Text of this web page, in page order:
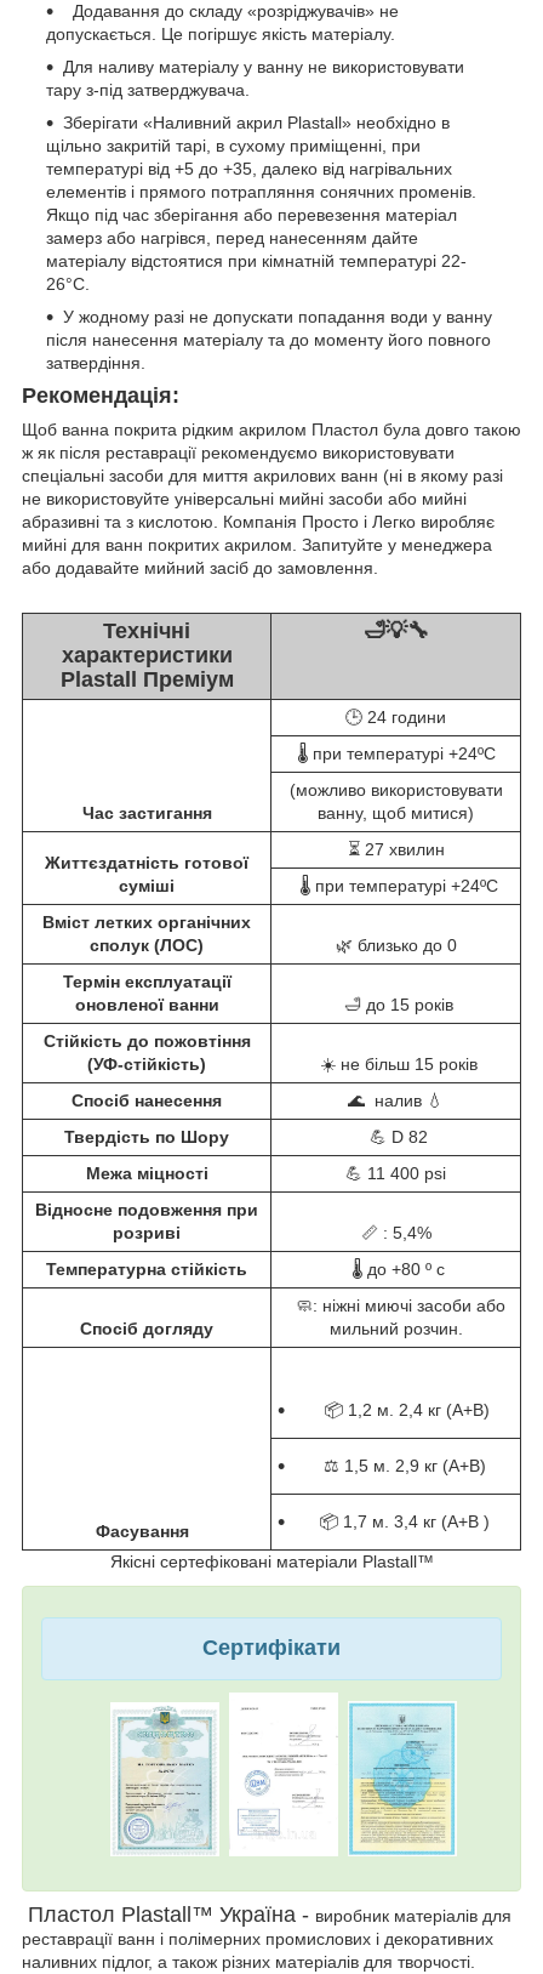
Додавання до складу «розріджувачів» не
допускається. Це погіршує якість матеріалу.
Для наливу матеріалу у ванну не використовувати
тару з-під затверджувача.
Зберігати «Наливний акрил Plastall» необхідно в
щільно закритій тарі, в сухому приміщенні, при
температурі від +5 до +35, далеко від нагрівальних
елементів і прямого потрапляння сонячних променів.
Якщо під час зберігання або перевезення матеріал
замерз або нагрівся, перед нанесенням дайте
матеріалу відстоятися при кімнатній температурі 22-
26°C.
У жодному разі не допускати попадання води у ванну
після нанесення матеріалу та до моменту його повного
затвердіння.
Рекомендація:
Щоб ванна покрита рідким акрилом Пластол була довго такою
ж як після реставрації рекомендуємо використовувати
спеціальні засоби для миття акрилових ванн (ні в якому разі
не використовуйте універсальні мийні засоби або мийні
абразивні та з кислотою. Компанія Просто і Легко виробляє
мийні для ванн покритих акрилом. Запитуйте у менеджера
або додавайте мийний засіб до замовлення.
Технічні
характеристики
Plastall Преміум
🛁💡🔧
Час застигання
🕒 24 години
🌡️ при температурі +24ºC
(можливо використовувати
ванну, щоб митися)
Життєздатність готової
суміші
⏳ 27 хвилин
🌡️ при температурі +24ºC
Вміст летких органічних
сполук (ЛОС)
🌿 близько до 0
Термін експлуатації
оновленої ванни
🛁 до 15 років
Стійкість до пожовтіння
(УФ-стійкість)
☀️ не більш 15 років
Спосіб нанесення
🌊 налив 💧
Твердість по Шору
💪 D 82
Межа міцності
💪 11 400 psi
Відносне подовження при
розриві
📏 : 5,4%
Температурна стійкість
🌡️ до +80 º c
Спосіб догляду
🧼: ніжні миючі засоби або
мильний розчин.
Фасування
📦 1,2 м. 2,4 кг (A+B)
⚖️ 1,5 м. 2,9 кг (A+B)
📦 1,7 м. 3,4 кг (A+В )
Якісні сертефіковані матеріали Plastall™
Сертифікати
Пластол Plastall™ Україна - виробник матеріалів для
реставрації ванн і полімерних промислових і декоративних
наливних підлог, а також різних матеріалів для творчості.